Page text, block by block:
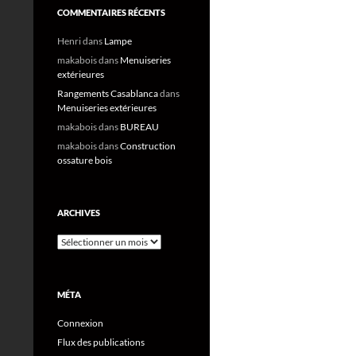
COMMENTAIRES RÉCENTS
Henridans Lampe
makaboisdans Menuiseries
extérieures
Rangements Casablancadans
Menuiseries extérieures
makaboisdans BUREAU
makaboisdansConstruction
ossature bois
ARCHIVES
Archives
MÉTA
Connexion
Flux des publications